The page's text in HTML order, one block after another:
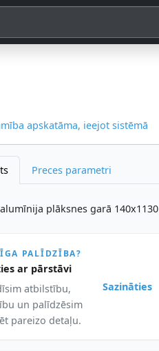
apskatāma, ieejot sistēmā
Preces parametri
plāksnes garā 140x1130
PALĪDZĪBA?
ar pārstāvi
atbilstību,
un palīdzēsim
pareizo detaļu.
Sazināties